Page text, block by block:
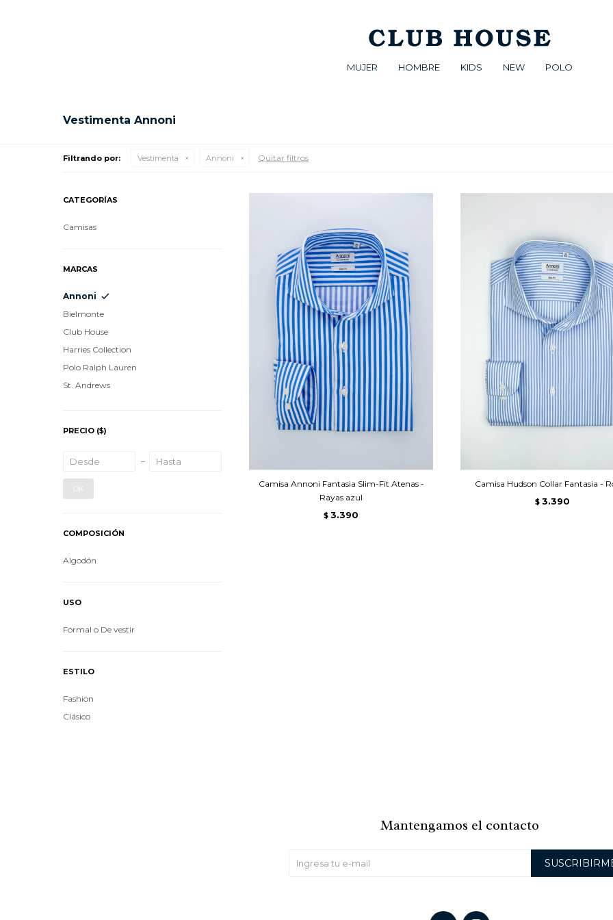
MUJER HOMBRE KIDS NEW POLO
Vestimenta Annoni
Filtrando por: Vestimenta Annoni Quitar filtros
Camisa Annoni Fantasia Slim-Fit Atenas -
Rayas azul
$ 3.390
Camisa Hudson Collar Fantasia -
$ 3.390
CATEGORÍAS
Camisas
MARCAS
Annoni
Bielmonte
Club House
Harries Collection
Polo Ralph Lauren
St. Andrews
PRECIO ($)
OK
COMPOSICIÓN
Algodón
USO
Formal o De vestir
ESTILO
Fashion
Clásico
Mantengamos el contacto